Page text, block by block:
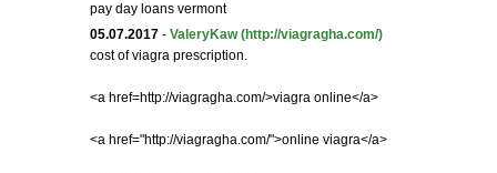
pay day loans vermont
05.07.2017 - ValeryKaw (http://viagragha.com/)
cost of viagra prescription.
<a href=http://viagragha.com/>viagra online</a>
<a href="http://viagragha.com/">online viagra</a>